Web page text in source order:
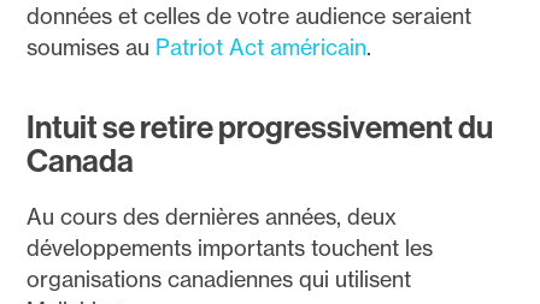
données et celles de votre audience seraient
soumises au Patriot Act américain.
Intuit se retire progressivement du
Canada
Au cours des dernières années, deux
développements importants touchent les
organisations canadiennes qui utilisent